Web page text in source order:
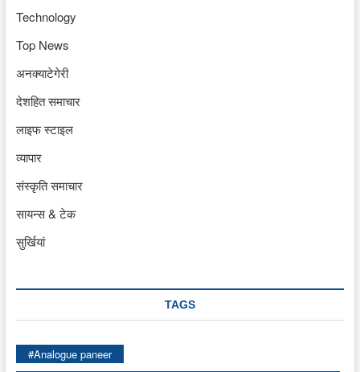
Technology
Top News
अनक्याटेगेरी
देशहित समाचार
लाइफ स्टाइल
व्यापार
संस्कृति समाचार
सायन्स & टेक
सुर्खियां
TAGS
#Analogue paneer